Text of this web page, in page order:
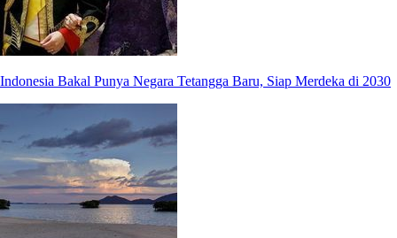
Indonesia Bakal Punya Negara Tetangga Baru, Siap Merdeka di 2030